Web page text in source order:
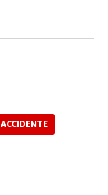
ACCIDENTE